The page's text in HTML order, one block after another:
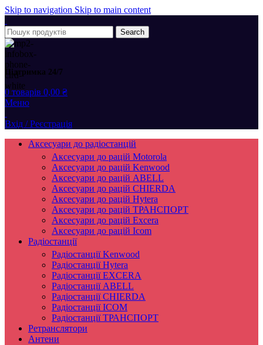
Skip to navigation Skip to main content
Search
Підтримка 24/7
0 товарів 0,00 ₴
Меню
Вхід / Реєстрація
Аксесуари до радіостанцій
Аксесуари до рацій Motorola
Аксесуари до рацій Kenwood
Аксесуари до рацій ABELL
Аксесуари до рацій CHIERDA
Аксесуари до рацій Hytera
Аксесуари до рацій ТРАНСПОРТ
Аксесуари до рацій Excera
Аксесуари до рацій Icom
Радіостанції
Радіостанції Kenwood
Радіостанції Hytera
Радіостанції EXCERA
Радіостанції ABELL
Радіостанції CHIERDA
Радіостанції ICOM
Радіостанції ТРАНСПОРТ
Ретранслятори
Антени